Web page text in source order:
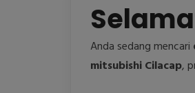
Anda sedang mencari
mitsubishi Cilacap,